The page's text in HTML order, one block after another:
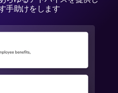
手助けをします